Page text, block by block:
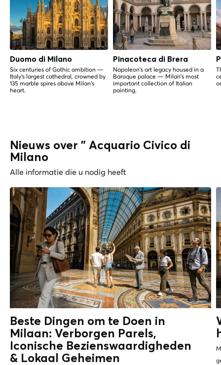
Duomo di Milano
Six centuries of Gothic ambition —
Italy's largest cathedral, crowned by
135 marble spires above Milan's
heart.
Pinacoteca di Brera
Napoleon's art legacy housed in a
Baroque palace — Milan's most
important collection of Italian
painting.
Nieuws over " Acquario Civico di
Milano
Alle informatie die u nodig heeft
Beste Dingen om te Doen in
Milaan: Verborgen Parels,
Iconische Bezienswaardigheden
& Lokaal Geheimen